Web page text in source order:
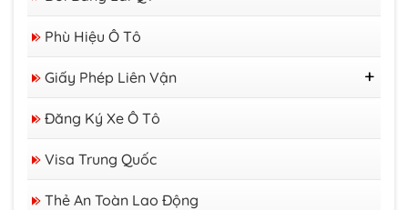
Thẻ Tạm Trú
Giấy Phép Lao Động
Phù Hiệu Ô Tô
Giấy Phép Liên Vận
GP Liên Vận Việt - Lào
GP Liên Vận Việt - Campuchia
Đăng Ký Xe Ô Tô
Visa Trung Quốc
Thẻ An Toàn Lao Động